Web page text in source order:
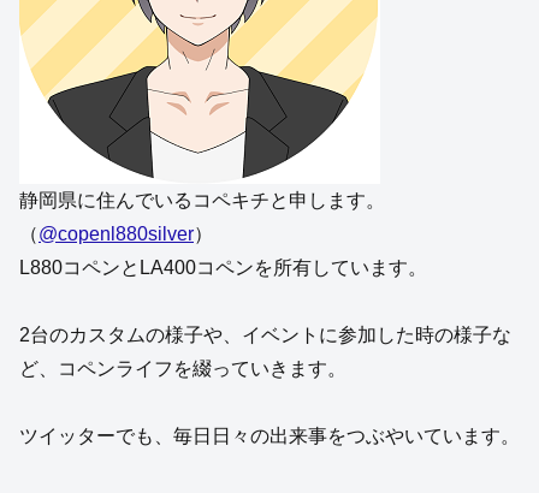
静岡県に住んでいるコペキチと申します。
（@copenl880silver）
L880コペンとLA400コペンを所有しています。
2台のカスタムの様子や、イベントに参加した時の様子な
ど、コペンライフを綴っていきます。
ツイッターでも、毎日日々の出来事をつぶやいています。